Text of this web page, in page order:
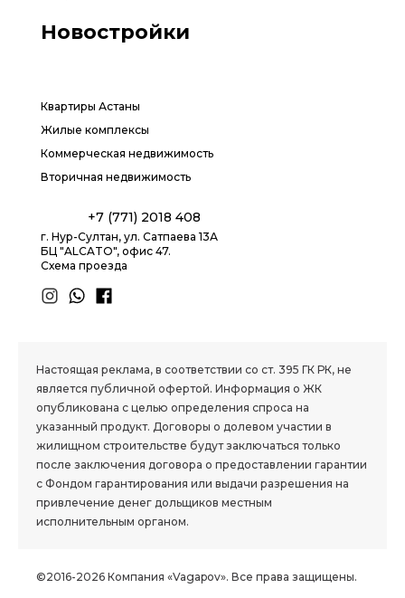
Новостройки
Квартиры Астаны
Жилые комплексы
Коммерческая недвижимость
Вторичная недвижимость
+7 (771) 2018 408
г. Нур-Султан, ул. Сатпаева 13А
БЦ "ALCATO", офис 47.
Схема проезда
Настоящая реклама, в соответствии со ст. 395 ГК РК, не
является публичной офертой. Информация о ЖК
опубликована с целью определения спроса на
указанный продукт. Договоры о долевом участии в
жилищном строительстве будут заключаться только
после заключения договора о предоставлении гарантии
с Фондом гарантирования или выдачи разрешения на
привлечение денег дольщиков местным
исполнительным органом.
©2016-2026 Компания «Vagapov». Все права защищены.